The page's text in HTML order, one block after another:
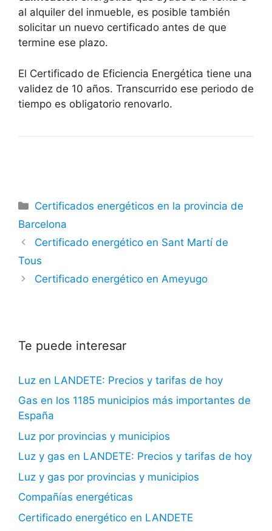
al alquiler del inmueble, es posible también
solicitar un nuevo certificado antes de que
termine ese plazo.
El Certificado de Eficiencia Energética tiene una
validez de 10 años. Transcurrido ese periodo de
tiempo es obligatorio renovarlo.
Categorías
Certificados energéticos en la provincia de
Barcelona
Certificado energético en Sant Martí de
Tous
Certificado energético en Ameyugo
Te puede interesar
Luz en LANDETE: Precios y tarifas de hoy
Gas en los 1185 municipios más importantes de
España
Luz por provincias y municipios
Luz y gas en LANDETE: Precios y tarifas de hoy
Luz y gas por provincias y municipios
Compañías energéticas
Certificado energético en LANDETE